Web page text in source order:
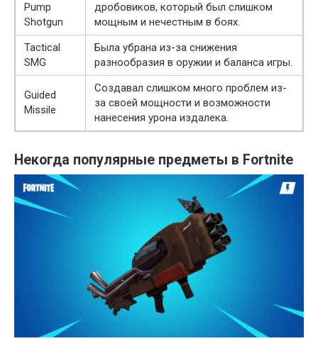
Pump
Shotgun
дробовиков, который был слишком
мощным и нечестным в боях.
Tactical
SMG
Была убрана из-за снижения
разнообразия в оружии и баланса игры.
Guided
Missile
Создавал слишком много проблем из-
за своей мощности и возможности
нанесения урона издалека.
Некогда популярные предметы в Fortnite